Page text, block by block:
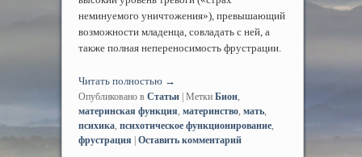
неминуемого уничтожения»), превышающий
возможности младенца, совладать с ней, а
также полная непереносимость фрустрации.
Читать полностью →
Опубликовано в Статьи Метки Бион,
материнская функция, материнство, мать,
психика, психотическое функционирование,
фрустрация
Оставить комментарий